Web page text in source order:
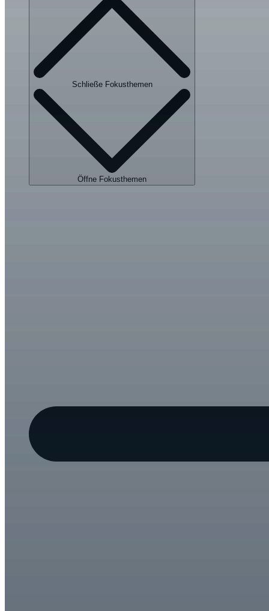
Schließe Fokusthemen
Öffne Fokusthemen